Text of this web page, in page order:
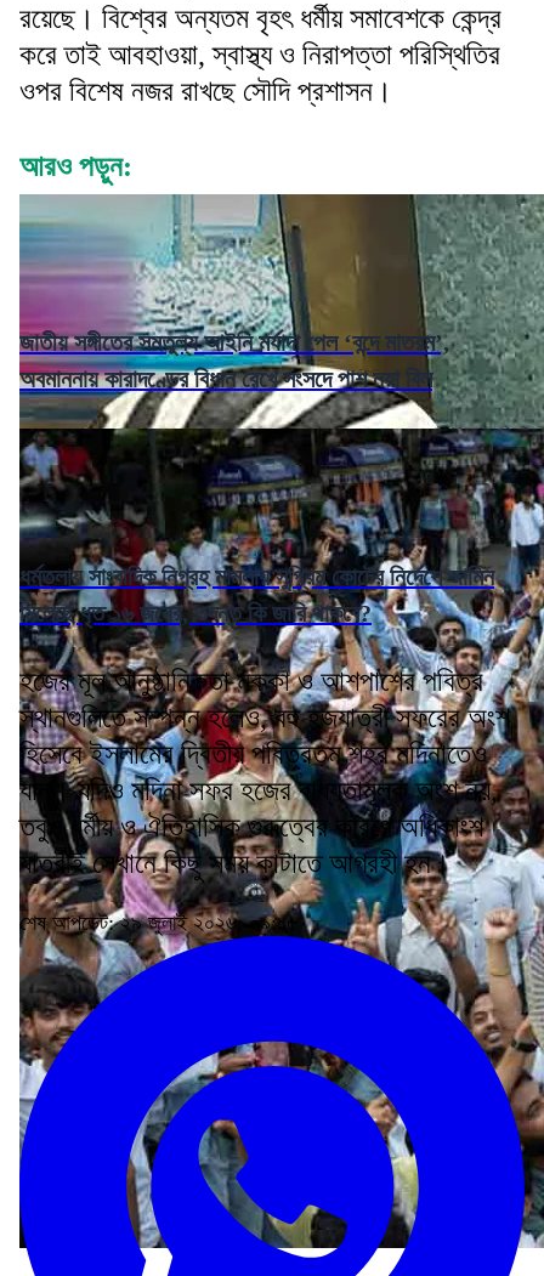
রয়েছে। বিশ্বের অন্যতম বৃহৎ ধর্মীয় সমাবেশকে কেন্দ্র
করে তাই আবহাওয়া, স্বাস্থ্য ও নিরাপত্তা পরিস্থিতির
ওপর বিশেষ নজর রাখছে সৌদি প্রশাসন।
আরও পড়ুন:
জাতীয় সঙ্গীতের সমতুল্য আইনি মর্যাদা পেল ‘বন্দে মাতরম’,
অবমাননায় কারাদণ্ডের বিধান রেখে সংসদে পাশ নয়া বিল
ধর্মতলায় সাংবাদিক নিগ্রহ মামলায় সুপ্রিম কোর্টের নির্দেশে জামিন
মিলেছে ধৃত ১৬ জনের, তদন্ত কি জারি থাকবে?
হজের মূল আনুষ্ঠানিকতা মক্কা ও আশপাশের পবিত্র
স্থানগুলিতে সম্পন্ন হলেও, বহু হজযাত্রী সফরের অংশ
হিসেবে ইসলামের দ্বিতীয় পবিত্রতম শহর মদিনাতেও
যান। যদিও মদিনা সফর হজের বাধ্যতামূলক অংশ নয়,
তবুও ধর্মীয় ও ঐতিহাসিক গুরুত্বের কারণে অধিকাংশ
যাত্রীই সেখানে কিছু সময় কাটাতে আগ্রহী হন।
শেষ আপডেট: ২৯ জুলাই ২০২৬, ০৯:১৫